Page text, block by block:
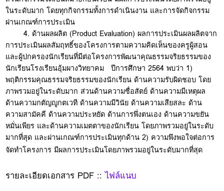
ในระดับมาก โดยทุกกิจกรรมทั้งการดำเนินงาน และการจัดกิจกรรม
ผ่านเกณฑ์การประเมิน
4. ด้านผลผลิต (Product Evaluation) ผลการประเมินผลผลิตจาก
การประเมินผลสัมฤทธิ์ของโครงการตามความคิดเห็นของครูผู้สอน
และผู้ปกครองนักเรียนที่มีต่อโครงการพัฒนาคุณธรรมจริยธรรมของ
นักเรียนโรงเรียนอุ้มผางวิทยาคม ปีการศึกษา 2564 พบว่า 1)
พฤติกรรมคุณธรรมจริยธรรมของนักเรียน ด้านความรับผิดชอบ โดย
ภาพรวมอยู่ในระดับมาก ส่วนด้านความซื่อสัตย์ ด้านความมีเหตุผล
ด้านความกตัญญูกตเวที ด้านความมีวินัย ด้านความเสียสละ ด้าน
ความสามัคคี ด้านความประหยัด ด้านการพึ่งตนเอง ด้านความขยัน
หมั่นเพียร และด้านความเมตตาของนักเรียน โดยภาพรวมอยู่ในระดับ
มากที่สุด และผ่านเกณฑ์การประเมินทุกด้าน 2) ความพึงพอใจต่อการ
จัดทำโครงการ มีผลการประเมินโดยภาพรวมอยู่ในระดับมากที่สุด
รายละเอียดเอกสาร PDF ::ไฟล์แนบ